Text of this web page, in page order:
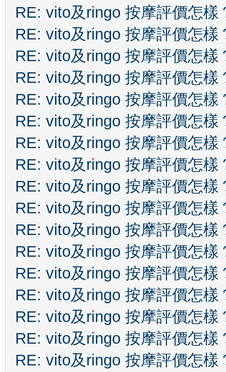
RE: vito及ringo 按摩評價怎樣
RE: vito及ringo 按摩評價怎樣
RE: vito及ringo 按摩評價怎樣
RE: vito及ringo 按摩評價怎樣
RE: vito及ringo 按摩評價怎樣
RE: vito及ringo 按摩評價怎樣
RE: vito及ringo 按摩評價怎樣
RE: vito及ringo 按摩評價怎樣
RE: vito及ringo 按摩評價怎樣
RE: vito及ringo 按摩評價怎樣
RE: vito及ringo 按摩評價怎樣
RE: vito及ringo 按摩評價怎樣
RE: vito及ringo 按摩評價怎樣
RE: vito及ringo 按摩評價怎樣
RE: vito及ringo 按摩評價怎樣
RE: vito及ringo 按摩評價怎樣
RE: vito及ringo 按摩評價怎樣